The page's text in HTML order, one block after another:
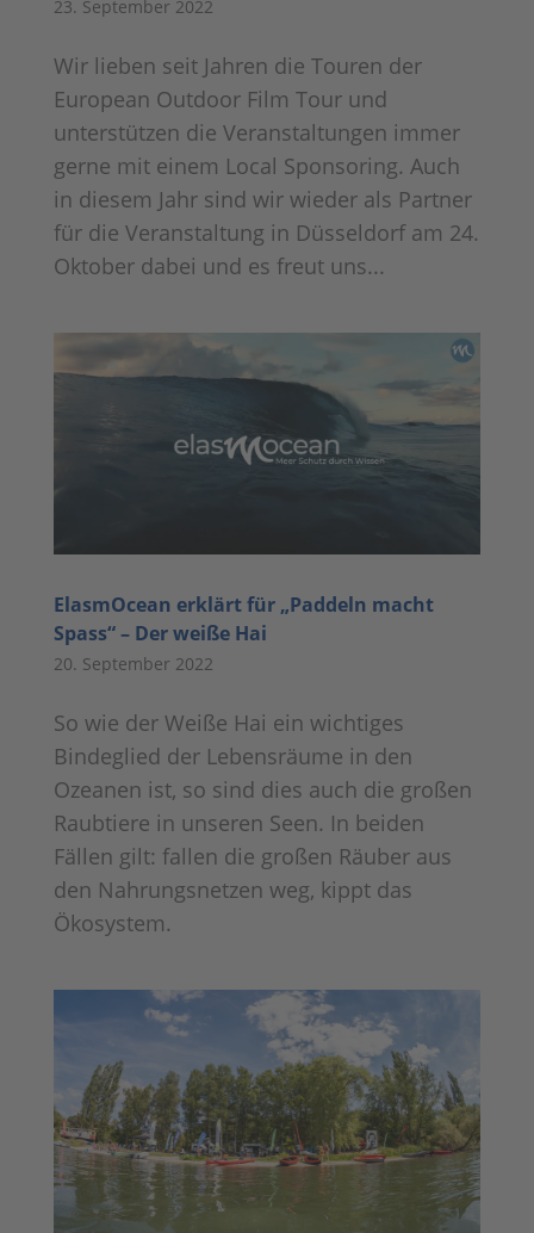
23. September 2022
Wir lieben seit Jahren die Touren der
European Outdoor Film Tour und
unterstützen die Veranstaltungen immer
gerne mit einem Local Sponsoring. Auch
in diesem Jahr sind wir wieder als Partner
für die Veranstaltung in Düsseldorf am 24.
Oktober dabei und es freut uns...
ElasmOcean erklärt für „Paddeln macht
Spass“ – Der weiße Hai
20. September 2022
So wie der Weiße Hai ein wichtiges
Bindeglied der Lebensräume in den
Ozeanen ist, so sind dies auch die großen
Raubtiere in unseren Seen. In beiden
Fällen gilt: fallen die großen Räuber aus
den Nahrungsnetzen weg, kippt das
Ökosystem.